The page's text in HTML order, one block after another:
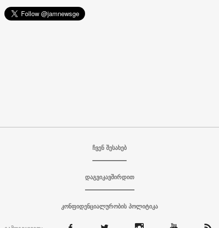
ჩვენ შესახებ
დაგვიკავშირდით
კონფიდენციალურობის პოლიტიკა